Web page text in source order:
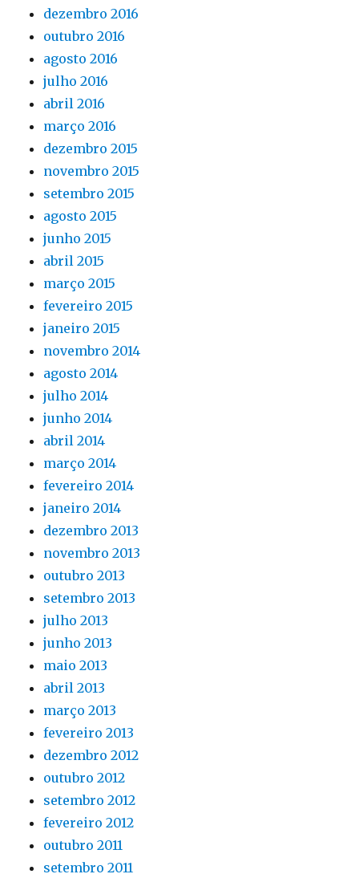
dezembro 2016
outubro 2016
agosto 2016
julho 2016
abril 2016
março 2016
dezembro 2015
novembro 2015
setembro 2015
agosto 2015
junho 2015
abril 2015
março 2015
fevereiro 2015
janeiro 2015
novembro 2014
agosto 2014
julho 2014
junho 2014
abril 2014
março 2014
fevereiro 2014
janeiro 2014
dezembro 2013
novembro 2013
outubro 2013
setembro 2013
julho 2013
junho 2013
maio 2013
abril 2013
março 2013
fevereiro 2013
dezembro 2012
outubro 2012
setembro 2012
fevereiro 2012
outubro 2011
setembro 2011